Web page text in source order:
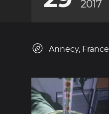
2017
Annecy, France